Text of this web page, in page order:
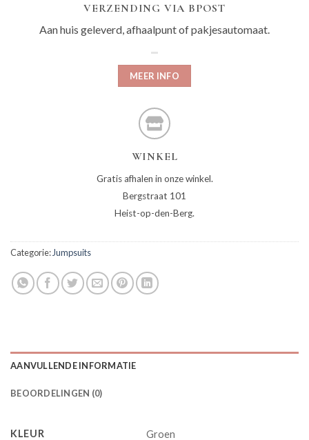
VERZENDING VIA BPOST
Aan huis geleverd, afhaalpunt of pakjesautomaat.
MEER INFO
WINKEL
Gratis afhalen in onze winkel.
Bergstraat 101
Heist-op-den-Berg.
Categorie:Jumpsuits
AANVULLENDE INFORMATIE
BEOORDELINGEN (0)
KLEUR Groen